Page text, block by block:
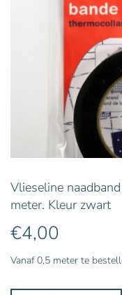
Vlieseline
meter. Kleur zwart
€4,00
Vanaf 0,5 meter te